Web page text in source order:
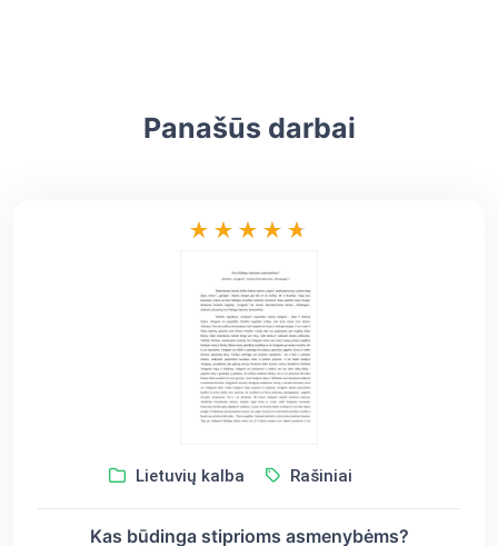
Panašūs darbai
Lietuvių kalba Rašiniai
Kas būdinga stiprioms asmenybėms?